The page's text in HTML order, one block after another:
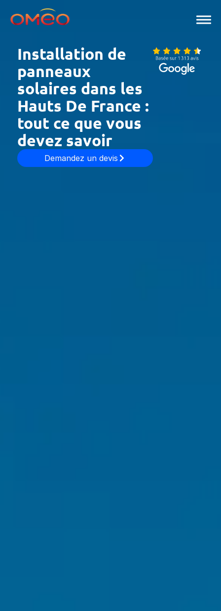
contenu
Installation de
panneaux
solaires dans les
Hauts De France :
tout ce que vous
devez savoir
Demandez un devis